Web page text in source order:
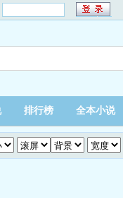
排行榜 全本小说